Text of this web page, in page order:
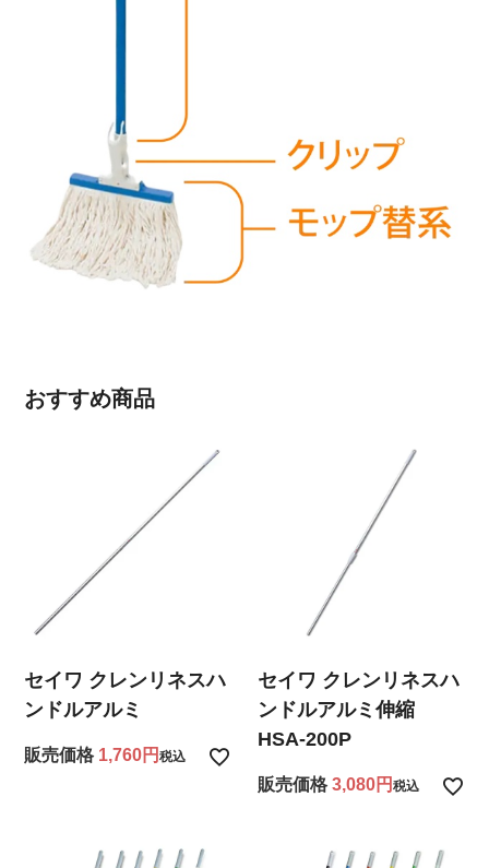
おすすめ商品
セイワ クレンリネスハ
ンドルアルミ
販売価格 1,760 税込
セイワ クレンリネスハ
ンドルアルミ伸縮
HSA-200P
販売価格 3,080 税込